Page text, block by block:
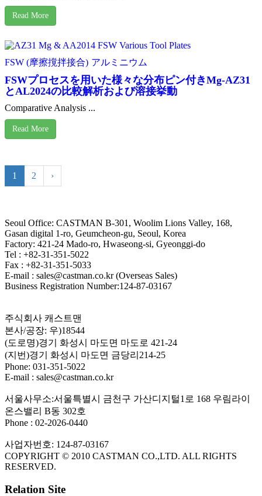
Read More
FSW (摩擦撹拌接合) アルミニウム
FSWプロセスを用いた様々な分布ピン付きMg-AZ31
とAL2024の比較解析および溶接挙動
Comparative Analysis ...
Read More
1 2 ›
Seoul Office: CASTMAN B-301, Woolim Lions Valley, 168,
Gasan digital 1-ro, Geumcheon-gu, Seoul, Korea
Factory: 421-24 Mado-ro, Hwaseong-si, Gyeonggi-do
Tel : +82-31-351-5022
Fax : +82-31-351-5033
E-mail : sales@castman.co.kr (Overseas Sales)
Business Registration Number:124-87-03167
주식회사 캐스트맨
본사/공장: 우)18544
(도로명)경기 화성시 마도면 마도로 421-24
(지번)경기 화성시 마도면 금당리214-25
Phone: 031-351-5022
E-mail : sales@castman.co.kr
서울사무소:서울특별시 금천구 가산디지털1로 168 우림라이
온스밸리 B동 302호
Phone : 02-2026-0440
사업자번호: 124-87-03167
COPYRIGHT © 2010 CASTMAN CO.,LTD. ALL RIGHTS
RESERVED.
Relation Site